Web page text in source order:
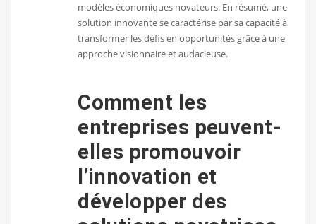
modèles économiques novateurs. En résumé, une
solution innovante se caractérise par sa capacité à
transformer les défis en opportunités grâce à une
approche visionnaire et audacieuse.
Comment les
entreprises peuvent-
elles promouvoir
l’innovation et
développer des